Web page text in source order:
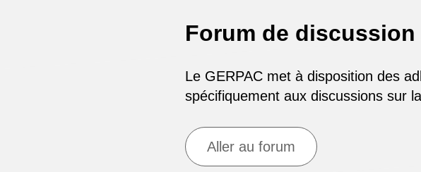
Forum de discussion
Le GERPAC met à disposition des
spécifiquement aux discussions sur
Aller au forum